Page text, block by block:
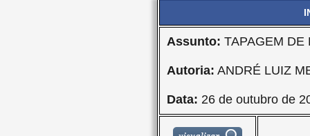
Assunto: TAPAGEM DE
Autoria: ANDRÉ LUIZ
Data: 26 de outubro de